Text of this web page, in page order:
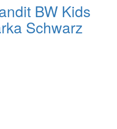
BW Kids
Schwarz